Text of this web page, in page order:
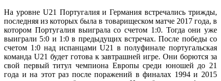
На уровне U21 Португалия и Германия встречались трижды,
последняя из которых была в товарищеском матче 2017 года, в
котором Португалия выиграла со счетом 1:0. Тогда они уже
выиграли 5:0 и 1:0 в предыдущих встречах. После победы со
счетом 1:0 над испанцами U21 в полуфинале португальская
команда U21 будет готова к завтрашней игре. Они борются за
свой первый титул чемпиона Европы среди юношей до 21
года и на этот раз после поражений в финалах 1994 и 2015